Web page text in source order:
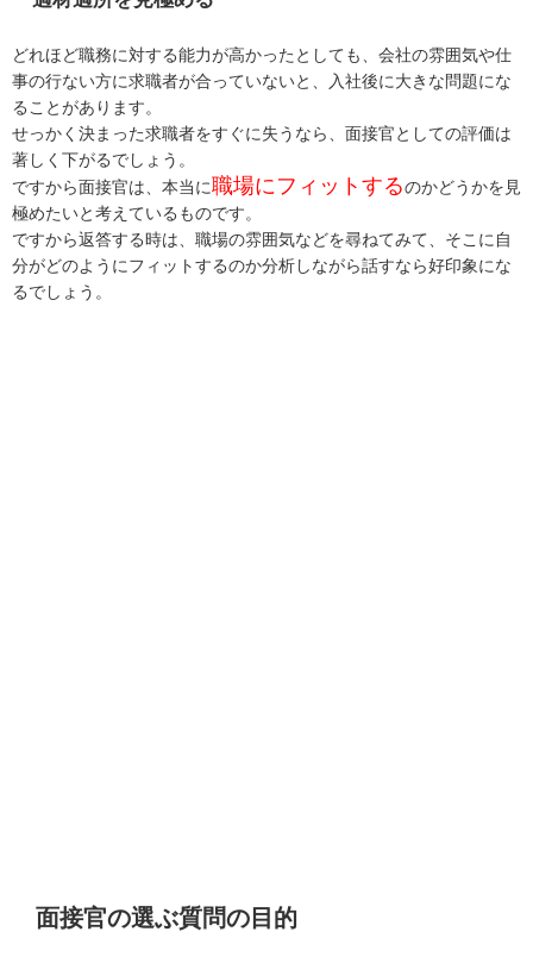
どれほど職務に対する能力が高かったとしても、会社の雰囲気や仕
事の行ない方に求職者が合っていないと、入社後に大きな問題にな
ることがあります。
せっかく決まった求職者をすぐに失うなら、面接官としての評価は
著しく下がるでしょう。
ですから面接官は、本当に職場にフィットするのかどうかを見
極めたいと考えているものです。
ですから返答する時は、職場の雰囲気などを尋ねてみて、そこに自
分がどのようにフィットするのか分析しながら話すなら好印象にな
るでしょう。
面接官の選ぶ質問の目的